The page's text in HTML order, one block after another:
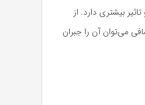
بیشتری دارد. از
می‌توان آن را جبران